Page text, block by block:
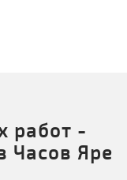
работ -
Часов Яре